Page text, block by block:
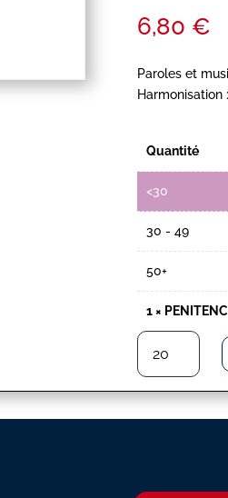
6,80 €
Paroles et
Harmonisation
Quantité
<30
30 - 49
50+
1 ×
quantité
PENITENCIER
(LE)